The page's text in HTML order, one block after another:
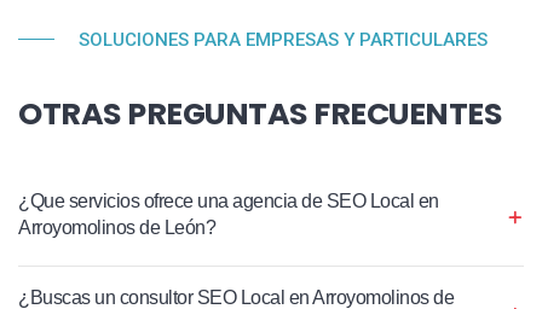
SOLUCIONES PARA EMPRESAS Y PARTICULARES
OTRAS PREGUNTAS FRECUENTES
¿Que servicios ofrece una agencia de SEO Local en
Arroyomolinos de León?
¿Buscas un consultor SEO Local en Arroyomolinos de